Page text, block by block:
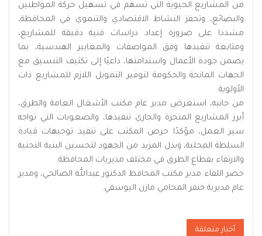
من المشاريع الحيوية التي تسهم في تسهيل حركة المواطنين
والبضائع، وتحفز النشاط الاقتصادي والتنموي في المحافظة،
مشددا على ضرورة إعداد دراسات فنية دقيقة للمشاريع،
ومتابعة تنفيذها وفق المواصفات والمعايير الهندسية، بما
يضمن جودة الأعمال واستدامتها، داعيًا إلى تكثيف التنسيق مع
الجهات المانحة والحكومة لتوفير التمويل اللازم للمشاريع ذات
الأولوية.
من جانبه، استعرض مدير عام مكتب الأشغال العامة والطرق،
أبرز المشاريع المنجزة والجاري تنفيذها، والصعوبات التي تواجه
سير العمل، مؤكدًا حرص المكتب على تنفيذ توجيهات قيادة
السلطة المحلية، وبذل المزيد من الجهود لتحسين البنية التحتية
والارتقاء بقطاع الطرق في مختلف مديريات المحافظة.
حضر اللقاء مدير مكتب المحافظ الدكتور عبدالله الصالحي، ومدير
عام مديرية خنفر المحامي مازن اليوسفي.
أخبار متعلقة